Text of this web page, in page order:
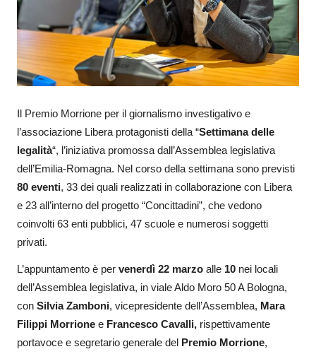
Il Premio Morrione per il giornalismo investigativo e
l’associazione Libera protagonisti della “Settimana delle
legalità“, l’iniziativa promossa dall’Assemblea legislativa
dell’Emilia-Romagna. Nel corso della settimana sono previsti
80 eventi, 33 dei quali realizzati in collaborazione con Libera
e 23 all’interno del progetto “Concittadini”, che vedono
coinvolti 63 enti pubblici, 47 scuole e numerosi soggetti
privati.
L’appuntamento è per venerdì 22 marzo alle 10 nei locali
dell’Assemblea legislativa, in viale Aldo Moro 50 A Bologna,
con Silvia Zamboni, vicepresidente dell’Assemblea, Mara
Filippi Morrione e Francesco Cavalli, rispettivamente
portavoce e segretario generale del Premio Morrione,